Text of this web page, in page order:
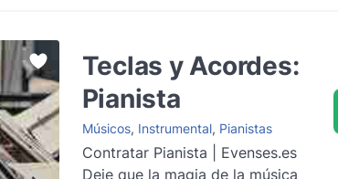
Teclas y Acordes:
Pianista
Músicos, Instrumental, Pianistas
Contratar Pianista | Evenses.es
Deje que la magia de la música